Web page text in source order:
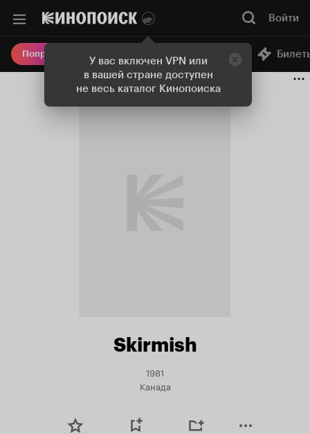
У вас включен VPN или
в вашей стране доступен
не весь каталог Кинопоиска
Войти
Попробовать Плюс Онлайн-кинотеатр
Skirmish
1981
Канада